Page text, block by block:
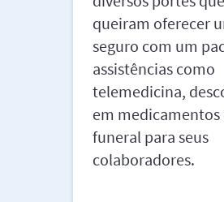
queiram oferecer
seguro com um
assistências como
telemedicina,
em medicamentos
funeral para seus
colaboradores.